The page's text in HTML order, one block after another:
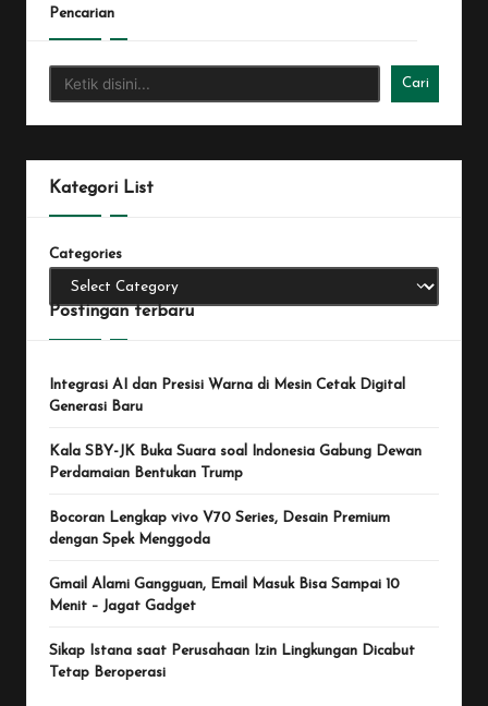
Pencarian
Cari
Kategori List
Categories
Postingan terbaru
Integrasi AI dan Presisi Warna di Mesin Cetak Digital
Generasi Baru
Kala SBY-JK Buka Suara soal Indonesia Gabung Dewan
Perdamaian Bentukan Trump
Bocoran Lengkap vivo V70 Series, Desain Premium
dengan Spek Menggoda
Gmail Alami Gangguan, Email Masuk Bisa Sampai 10
Menit – Jagat Gadget
Sikap Istana saat Perusahaan Izin Lingkungan Dicabut
Tetap Beroperasi